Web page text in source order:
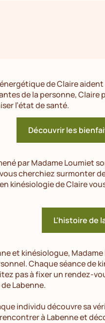
de Claire
de la personne,
l’état de santé.
Découvrir les
par Madame Loumiet
cherchiez surmonter
kinésiologie de Claire
L'histoire de
et kinésiologue,
Chaque séance de
pas à fixer un rendez-
Labenne.
individu découvre sa
à Labenne et